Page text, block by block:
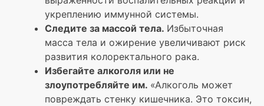
укреплению иммунной системы.
Следите за массой тела. Избыточная
масса тела и ожирение увеличивают риск
развития колоректального рака.
Избегайте алкоголя или не
злоупотребляйте им. «Алкоголь может
повреждать стенку кишечника. Это токсин,